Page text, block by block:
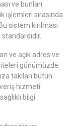
ve bunları
işlemleri sırasında
sistem kırılması
ve açık adres ve
günümüzde
takılan bütün
hizmeti
bilgi